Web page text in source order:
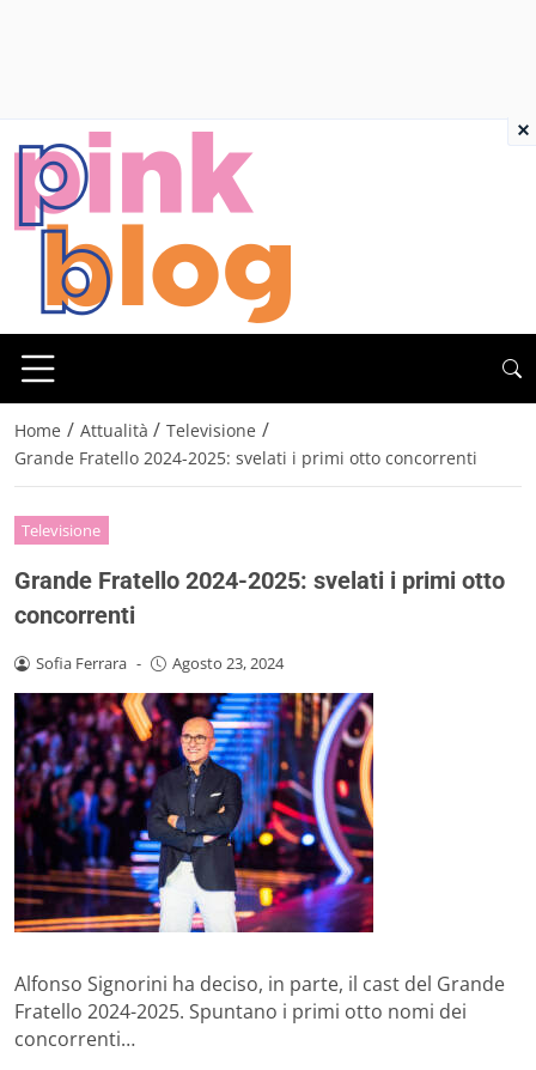
Home / Attualità / Televisione /
Grande Fratello 2024-2025: svelati i primi otto concorrenti
Televisione
Grande Fratello 2024-2025: svelati i primi otto
concorrenti
Sofia Ferrara - Agosto 23, 2024
Alfonso Signorini ha deciso, in parte, il cast del Grande
Fratello 2024-2025. Spuntano i primi otto nomi dei
concorrenti…
×